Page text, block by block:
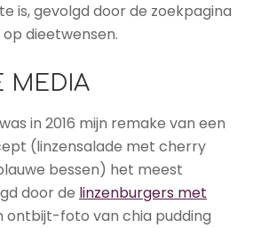
is, gevolgd door de zoekpagina
dieetwensen.
MEDIA
in 2016 mijn remake van een
(linzensalade met cherry
bessen) het meest
door de linzenburgers met
ontbijt-foto van chia pudding